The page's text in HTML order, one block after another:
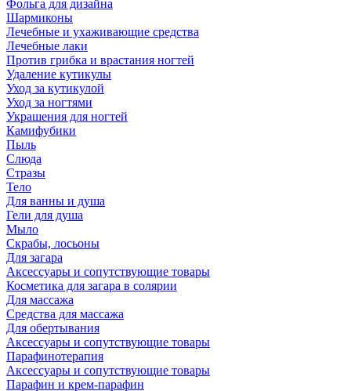
Фольга для дизайна
Шармиконы
Лечебные и ухаживающие средства
Лечебные лаки
Против грибка и врастания ногтей
Удаление кутикулы
Уход за кутикулой
Уход за ногтями
Украшения для ногтей
Камифубики
Пыль
Слюда
Стразы
Тело
Для ванны и душа
Гели для душа
Мыло
Скрабы, лосьоны
Для загара
Аксессуары и сопутствующие товары
Косметика для загара в солярии
Для массажа
Средства для массажа
Для обертывания
Аксессуары и сопутствующие товары
Парафинотерапия
Аксессуары и сопутствующие товары
Парафин и крем-парафин